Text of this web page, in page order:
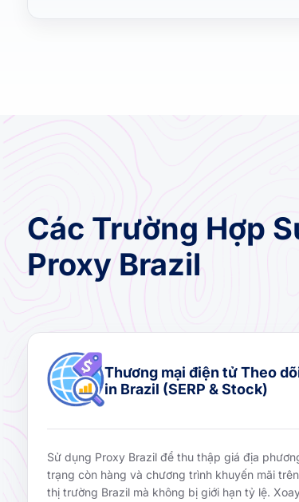
Các Trường Hợp
Proxy Brazil
Thương mại điện tử Theo
in Brazil (SERP & Stock)
Sử dụng Proxy Brazil để thu thập giá địa
trạng còn hàng và chương trình khuyến mãi
thị trường Brazil mà không bị giới hạn tỷ lệ.